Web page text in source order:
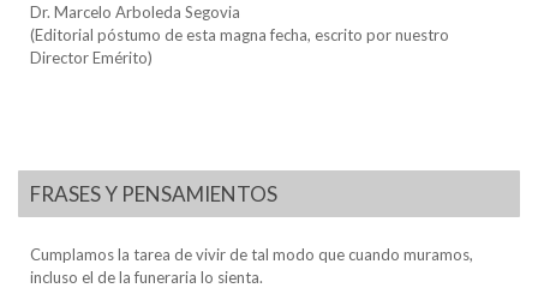
Dr. Marcelo Arboleda Segovia
(Editorial póstumo de esta magna fecha, escrito por nuestro
Director Emérito)
FRASES Y PENSAMIENTOS
Cumplamos la tarea de vivir de tal modo que cuando muramos,
incluso el de la funeraria lo sienta.